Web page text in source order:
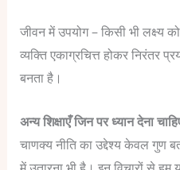
जीवन में उपयोग – किसी भी लक्ष्य
व्यक्ति एकाग्रचित्त होकर निरंतर
बनता है।
अन्य शिक्षाएँ जिन पर ध्यान देना
चाणक्य नीति का उद्देश्य केवल गुण